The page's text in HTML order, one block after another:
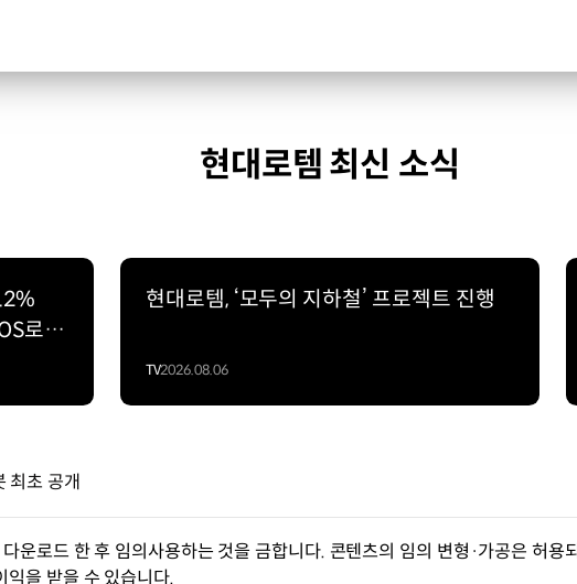
현대로템 최신 소식
로
현대로템, ‘모두의 지하철’ 프로젝트 진행
TV2026.08.06
최초 공개
운로드 한 후 임의사용하는 것을 금합니다. 콘텐츠의 임의 변형·가공은 허
익을 받을 수 있습니다.